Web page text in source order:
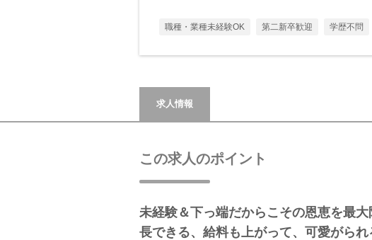
職種・業種未経験OK 第二新卒歓迎 学歴不問
求人情報
この求人のポイント
未経験＆下っ端だからこその恩恵を最
長できる、給料も上がって、可愛がられ